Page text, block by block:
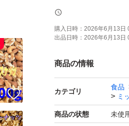
ルの3種類にレーズ
ナッツは全て無塩、
となります。)
大粒で割れが少ない
です。
画像賞味期限はあく
購入日時： 2026年6月13日
出品日時： 2026年6月13日
商品の情報
カテゴリ
食品
ミ
商品の状態 未使
いいね！